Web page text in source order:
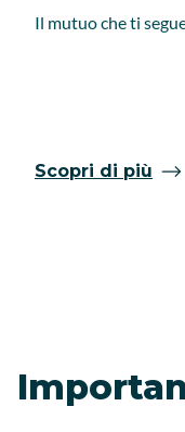
Il mutuo che ti
Scopri di più